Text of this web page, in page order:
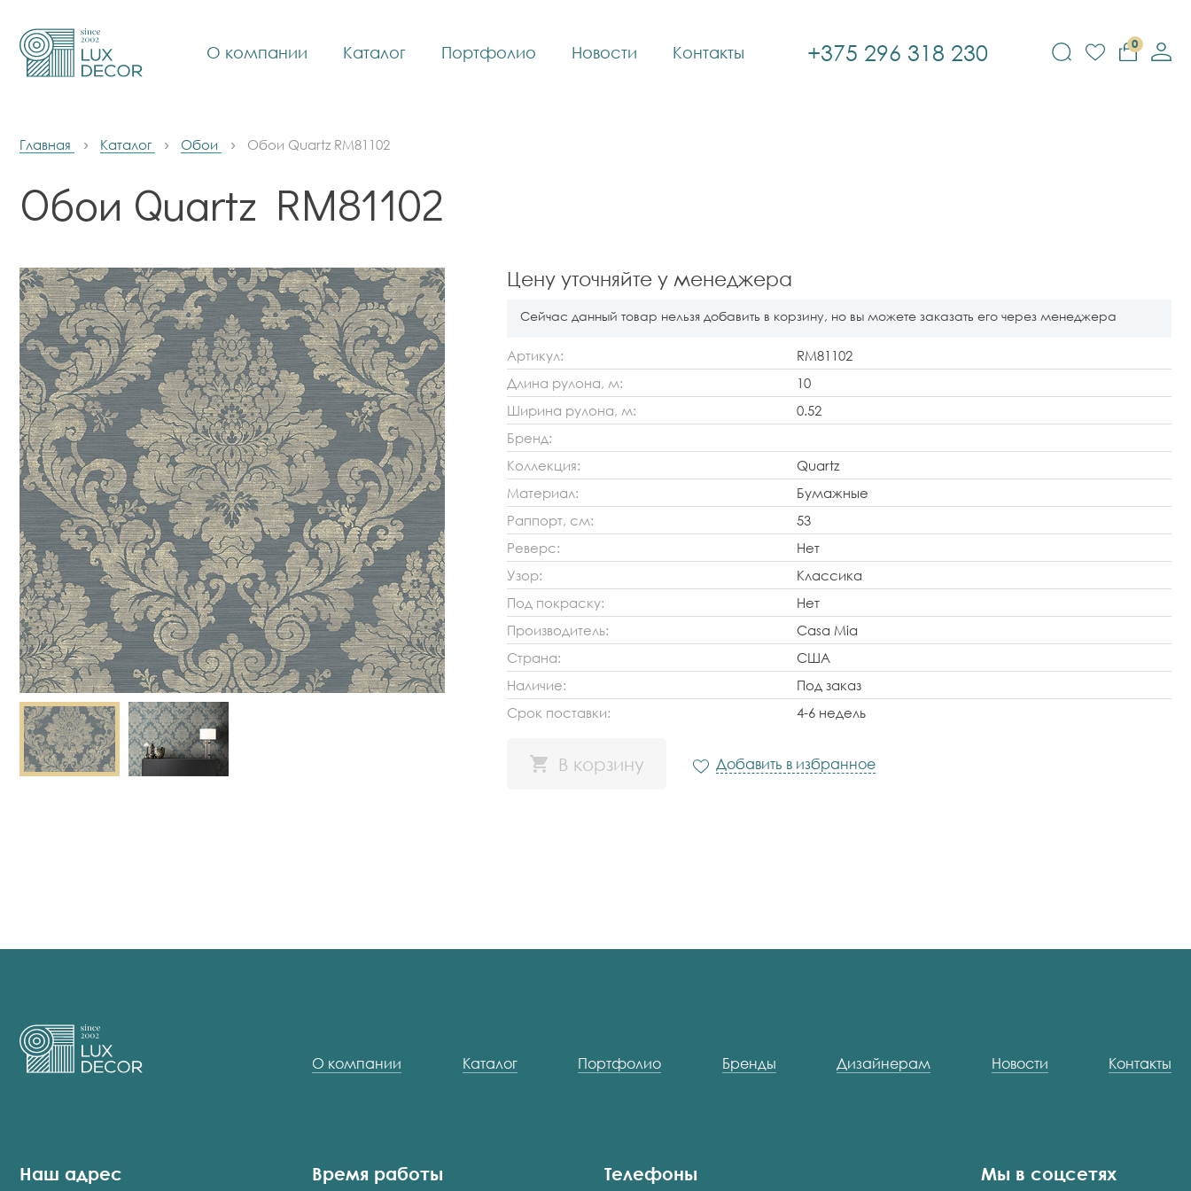
О компании Каталог Портфолио Новости Контакты +375 296 318 230 0
Главная Каталог Обои Обои Quartz RM81102
Обои Quartz RM81102
Цену уточняйте у менеджера
Сейчас данный товар нельзя добавить в корзину, но вы можете заказать его через менеджера
Артикул:
RM81102
Длина рулона, м:
10
Ширина рулона, м:
0.52
Бренд:
Коллекция:
Quartz
Материал:
Бумажные
Раппорт, см:
53
Реверс:
Нет
Узор:
Классика
Под покраску:
Нет
Производитель:
Casa Mia
Страна:
США
Наличие:
Под заказ
Срок поставки:
4-6 недель
В корзину Добавить в избранное
О компании Каталог Портфолио Бренды Дизайнерам Новости Контакты
Наш адрес Время работы Телефоны Мы в соцсетях